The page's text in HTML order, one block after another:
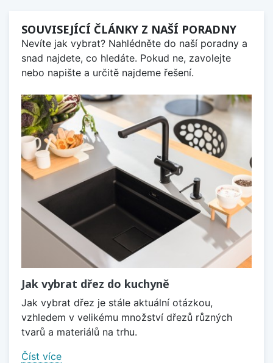
SOUVISEJÍCÍ ČLÁNKY Z NAŠÍ PORADNY
Nevíte jak vybrat? Nahlédněte do naší poradny a
snad najdete, co hledáte. Pokud ne, zavolejte
nebo napište a určitě najdeme řešení.
Jak vybrat dřez do kuchyně
Jak vybrat dřez je stále aktuální otázkou,
vzhledem v velikému množství dřezů různých
tvarů a materiálů na trhu.
Číst více